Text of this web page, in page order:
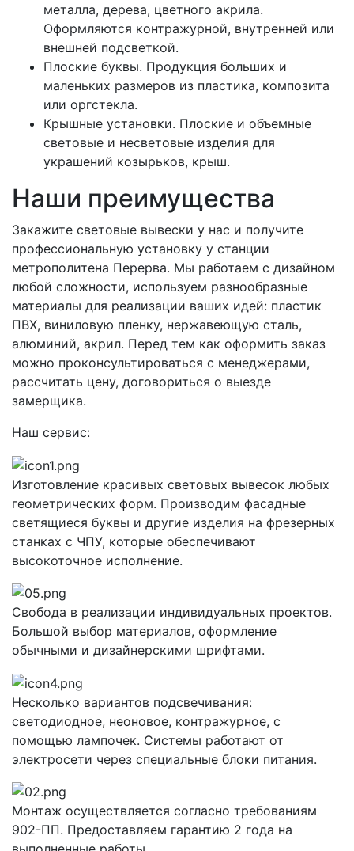
металла, дерева, цветного акрила.
Оформляются контражурной, внутренней или
внешней подсветкой.
Плоские буквы. Продукция больших и
маленьких размеров из пластика, композита
или оргстекла.
Крышные установки. Плоские и объемные
световые и несветовые изделия для
украшений козырьков, крыш.
Наши преимущества
Закажите световые вывески у нас и получите
профессиональную установку у станции
метрополитена Перерва. Мы работаем с дизайном
любой сложности, используем разнообразные
материалы для реализации ваших идей: пластик
ПВХ, виниловую пленку, нержавеющую сталь,
алюминий, акрил. Перед тем как оформить заказ
можно проконсультироваться с менеджерами,
рассчитать цену, договориться о выезде
замерщика.
Наш сервис:
Изготовление красивых световых вывесок любых
геометрических форм. Производим фасадные
светящиеся буквы и другие изделия на фрезерных
станках с ЧПУ, которые обеспечивают
высокоточное исполнение.
Свобода в реализации индивидуальных проектов.
Большой выбор материалов, оформление
обычными и дизайнерскими шрифтами.
Несколько вариантов подсвечивания:
светодиодное, неоновое, контражурное, с
помощью лампочек. Системы работают от
электросети через специальные блоки питания.
Монтаж осуществляется согласно требованиям
902-ПП. Предоставляем гарантию 2 года на